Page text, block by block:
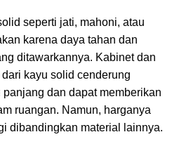
seperti jati, mahoni, atau
karena daya tahan dan
ditawarkannya. Kabinet dan
dari kayu solid cenderung
dan dapat memberikan
ruangan. Namun, harganya
dibandingkan material lainnya.